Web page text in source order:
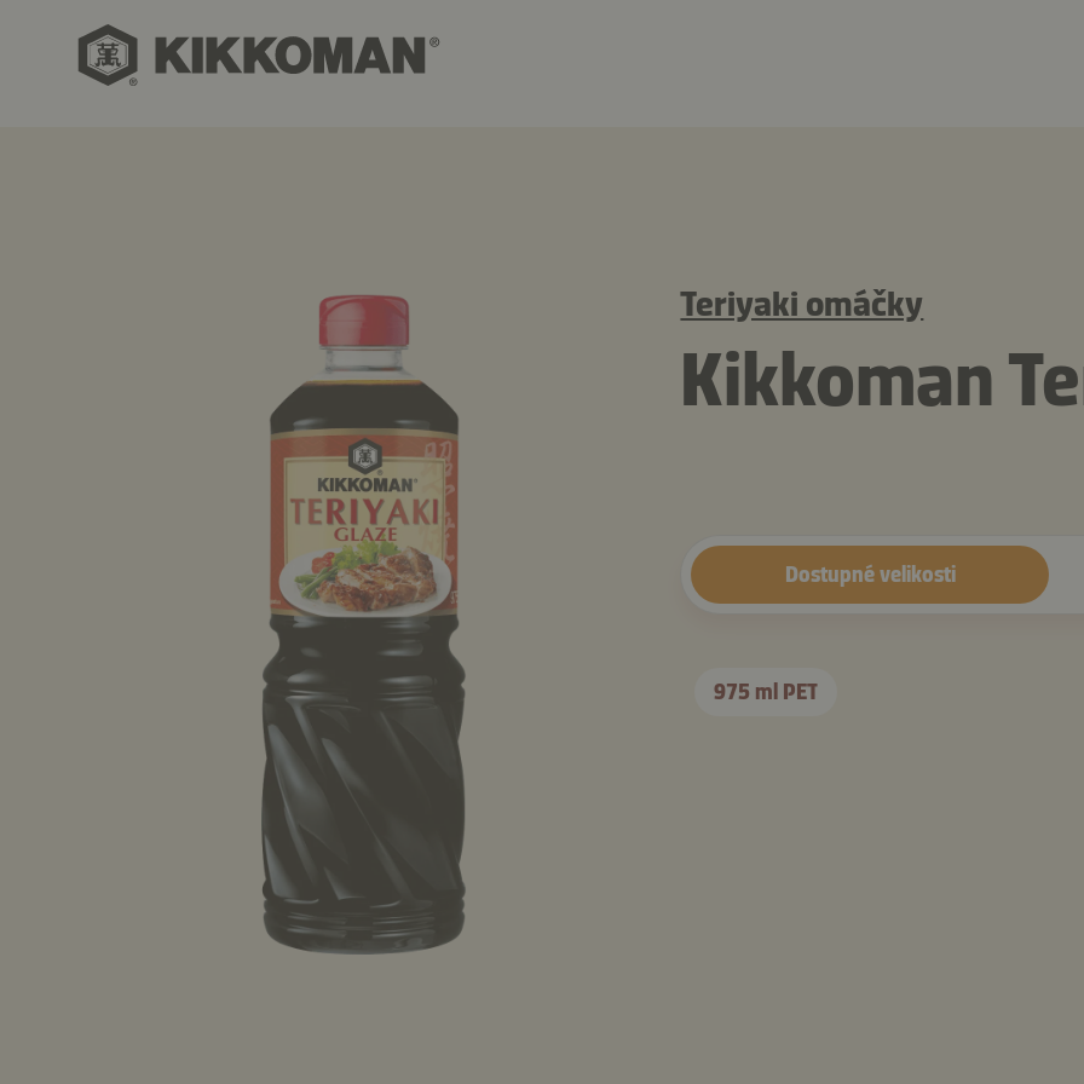
Teriyaki omáčky
Kikkoman
Dostupné velikosti
975 ml PET